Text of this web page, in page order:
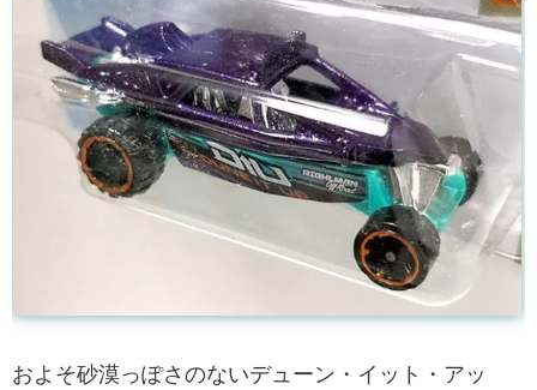
およそ砂漠っぽさのないデューン・イット・アッ